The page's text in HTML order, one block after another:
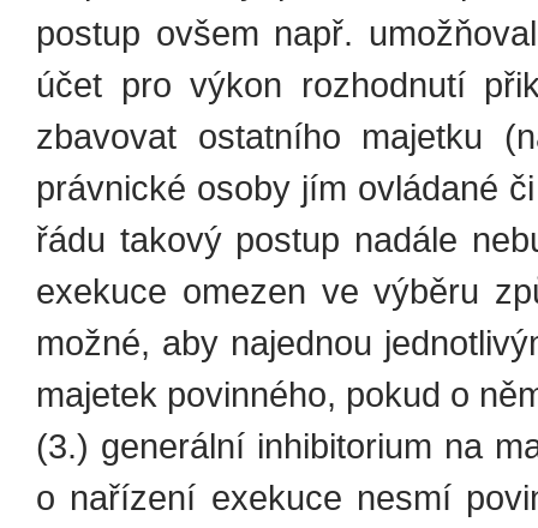
postup ovšem např.
účet pro výkon rozhodnutí
zbavovat ostatního majetku
právnické osoby jím ovládané
řádu takový postup nadále
exekuce omezen ve výběru
možné, aby najednou
majetek povinného, pokud o
(3.) generální inhibitorium na
o nařízení exekuce nesmí